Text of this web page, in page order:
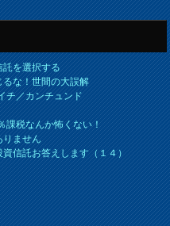
託を選択する
な！世間の大誤解
チ／カンチュンド
課税なんか怖くない！
りません
信託お答えします（１４）